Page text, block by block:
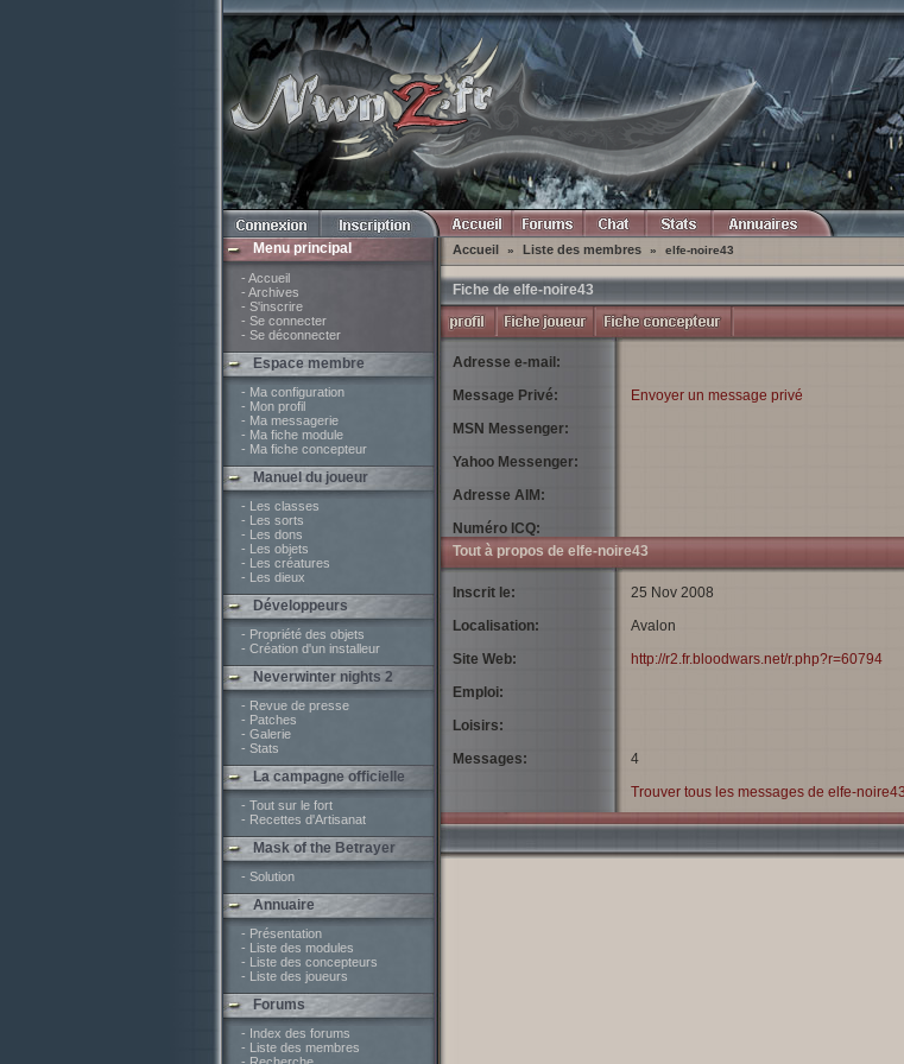
Menu principal
- Accueil
- Archives
- S'inscrire
- Se connecter
- Se déconnecter
Espace membre
- Ma configuration
- Mon profil
- Ma messagerie
- Ma fiche module
- Ma fiche concepteur
Manuel du joueur
- Les classes
- Les sorts
- Les dons
- Les objets
- Les créatures
- Les dieux
Développeurs
- Propriété des objets
- Création d'un installeur
Neverwinter nights 2
- Revue de presse
- Patches
- Galerie
- Stats
La campagne officielle
- Tout sur le fort
- Recettes d'Artisanat
Mask of the Betrayer
- Solution
Annuaire
- Présentation
- Liste des modules
- Liste des concepteurs
- Liste des joueurs
Forums
- Index des forums
- Liste des membres
Accueil » Liste des membres » elfe-noire43
Fiche de elfe-noire43
Adresse e-mail:
Message Privé:
MSN Messenger:
Yahoo Messenger:
Adresse AIM:
Numéro ICQ:
Envoyer un message privé
Tout à propos de elfe-noire43
Inscrit le:
Localisation:
Site Web:
Emploi:
Loisirs:
Messages:
25 Nov 2008
Avalon
http://r2.fr.bloodwars.net/r.php?r=60794
4
Trouver tous les messages de elfe-